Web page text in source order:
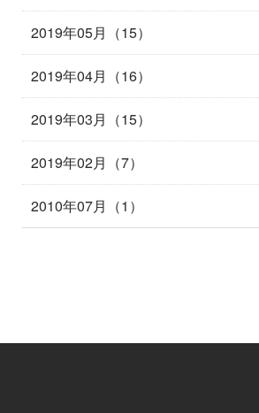
2019年05月（15）
2019年04月（16）
2019年03月（15）
2019年02月（7）
2010年07月（1）